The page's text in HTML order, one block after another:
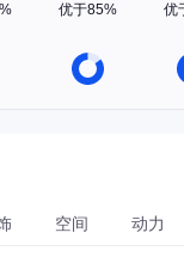
优于85%
优
空间 动力